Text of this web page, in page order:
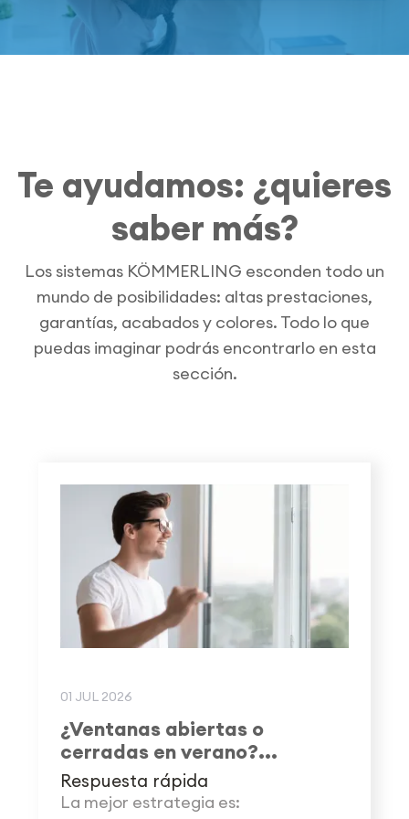
Te ayudamos: ¿quieres
saber más?
Los sistemas KÖMMERLING esconden todo un
mundo de posibilidades: altas prestaciones,
garantías, acabados y colores. Todo lo que
puedas imaginar podrás encontrarlo en esta
sección.
01 JUL 2026
¿Ventanas abiertas o
cerradas en verano?...
Respuesta rápida
La mejor estrategia es: